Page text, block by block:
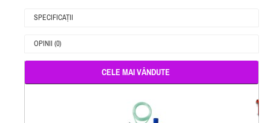
SPECIFICAŢII
OPINII (0)
CELE MAI VÂNDUTE